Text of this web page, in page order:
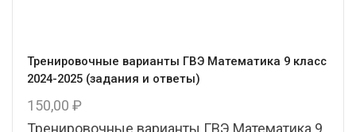
Тренировочные варианты ГВЭ Математика 9 класс
2024-2025 (задания и ответы)
150,00 ₽